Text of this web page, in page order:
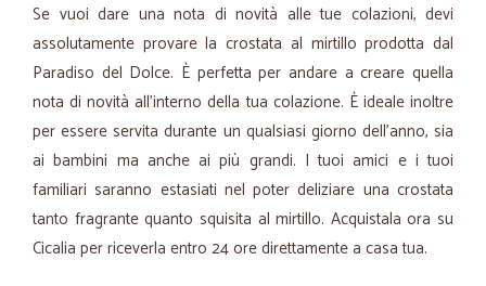
Se vuoi dare una nota di novità alle tue colazioni, devi
assolutamente provare la crostata al mirtillo prodotta dal
Paradiso del Dolce. È perfetta per andare a creare quella
nota di novità all'interno della tua colazione. È ideale inoltre
per essere servita durante un qualsiasi giorno dell'anno, sia
ai bambini ma anche ai più grandi. I tuoi amici e i tuoi
familiari saranno estasiati nel poter deliziare una crostata
tanto fragrante quanto squisita al mirtillo. Acquistala ora su
Cicalia per riceverla entro 24 ore direttamente a casa tua.